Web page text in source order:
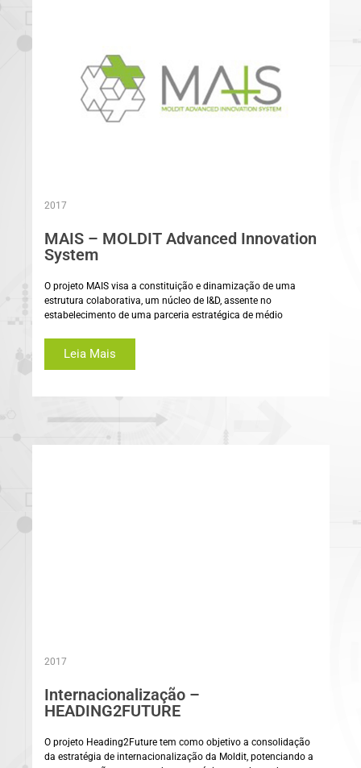
2017
MAIS – MOLDIT Advanced Innovation
System
O projeto MAIS visa a constituição e dinamização de uma
estrutura colaborativa, um núcleo de I&D, assente no
estabelecimento de uma parceria estratégica de médio
Leia Mais
2017
Internacionalização –
HEADING2FUTURE
O projeto Heading2Future tem como objetivo a consolidação
da estratégia de internacionalização da Moldit, potenciando a